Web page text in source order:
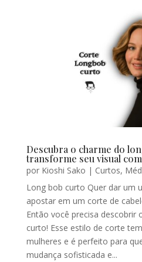
Descubra o charme do
transforme seu visual
por Kioshi Sako | Curtos,
Long bob curto Quer dar um
apostar em um corte de
Então você precisa descobrir
curto! Esse estilo de corte
mulheres e é perfeito para
mudança sofisticada e...